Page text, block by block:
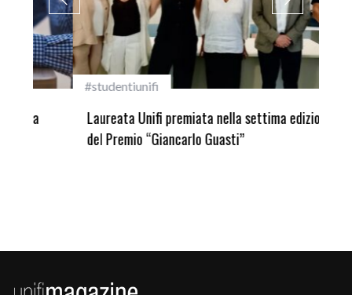
#studentiunifi
Laureata Unifi premiata nella settima edizione
del Premio “Giancarlo Guasti”